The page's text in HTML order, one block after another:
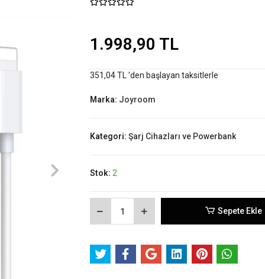
1.998,90 TL
351,04 TL 'den başlayan taksitlerle
Marka: Joyroom
Kategori: Şarj Cihazları ve Powerbank
Stok: 2
Sepete Ekle